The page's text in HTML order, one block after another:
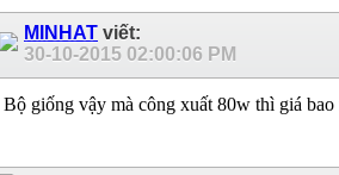
MINHAT viết:
30-10-2015 02:00:06 PM
Bộ giống vậy mà công xuất 80w thì giá